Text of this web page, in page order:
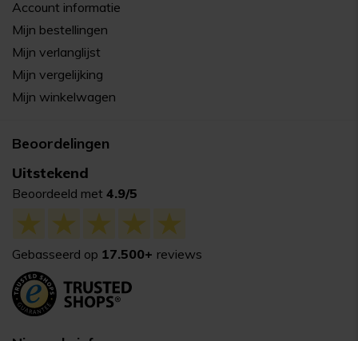
Account informatie
Mijn bestellingen
Mijn verlanglijst
Mijn vergelijking
Mijn winkelwagen
Beoordelingen
Uitstekend
Beoordeeld met 4.9/5
Gebasseerd op 17.500+ reviews